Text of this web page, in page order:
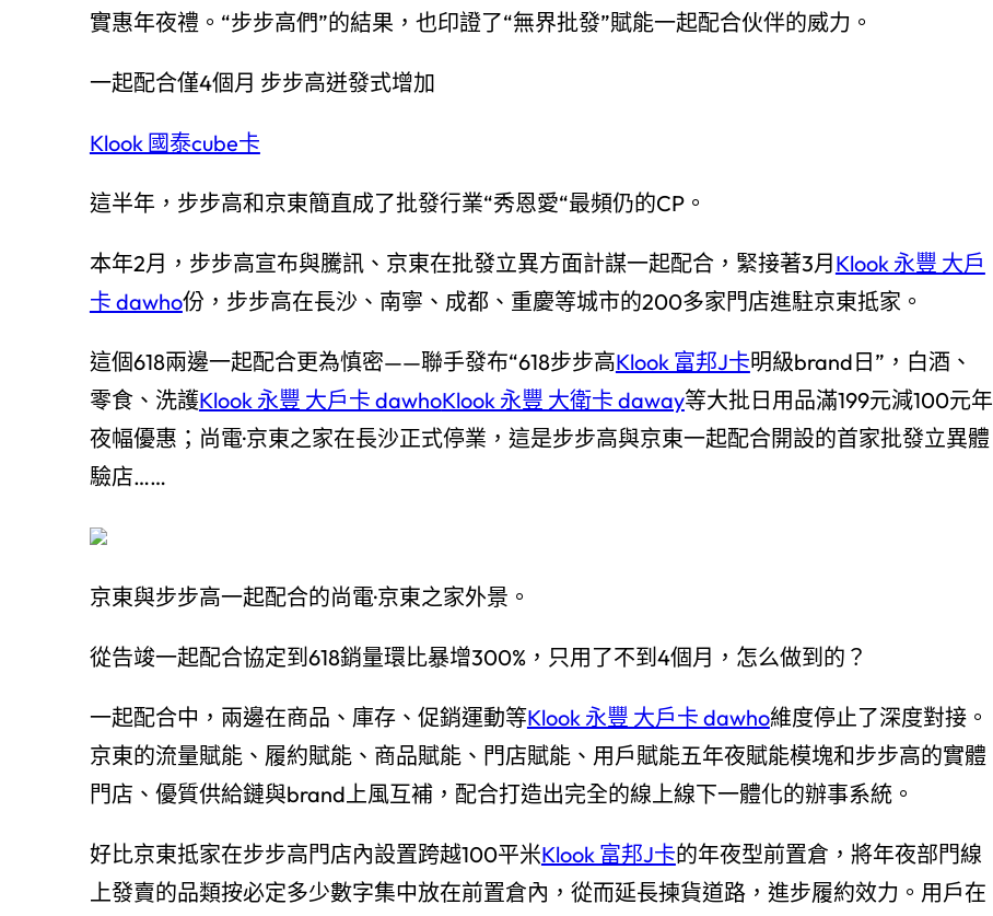
實惠年夜禮。“步步高們”的結果，也印證了“無界批發”賦能一起配合伙伴的威力。
一起配合僅4個月 步步高迸發式增加
Klook 國泰cube卡
這半年，步步高和京東簡直成了批發行業“秀恩愛“最頻仍的CP。
本年2月，步步高宣布與騰訊、京東在批發立異方面計謀一起配合，緊接著3月Klook 永豐 大戶
卡 dawho份，步步高在長沙、南寧、成都、重慶等城市的200多家門店進駐京東抵家。
這個618兩邊一起配合更為慎密——聯手發布“618步步高Klook 富邦J卡明級brand日”，白酒、
零食、洗護Klook 永豐 大戶卡 dawhoKlook 永豐 大衛卡 daway等大批日用品滿199元減100元年
夜幅優惠；尚電·京東之家在長沙正式停業，這是步步高與京東一起配合開設的首家批發立異體
驗店……
京東與步步高一起配合的尚電·京東之家外景。
從告竣一起配合協定到618銷量環比暴增300%，只用了不到4個月，怎么做到的？
一起配合中，兩邊在商品、庫存、促銷運動等Klook 永豐 大戶卡 dawho維度停止了深度對接。
京東的流量賦能、履約賦能、商品賦能、門店賦能、用戶賦能五年夜賦能模塊和步步高的實體
門店、優質供給鏈與brand上風互補，配合打造出完全的線上線下一體化的辦事系統。
好比京東抵家在步步高門店內設置跨越100平米Klook 富邦J卡的年夜型前置倉，將年夜部門線
上發賣的品類按必定多少數字集中放在前置倉內，從而延長揀貨道路，進步履約效力。用戶在